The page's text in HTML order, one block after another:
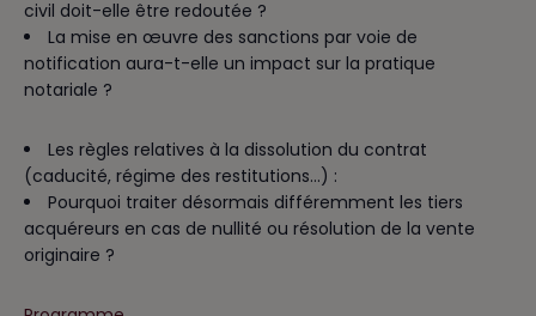
civil doit-elle être redoutée ?
La mise en œuvre des sanctions par voie de
notification aura-t-elle un impact sur la pratique
notariale ?
Les règles relatives à la dissolution du contrat
(caducité, régime des restitutions…) :
Pourquoi traiter désormais différemment les tiers
acquéreurs en cas de nullité ou résolution de la vente
originaire ?